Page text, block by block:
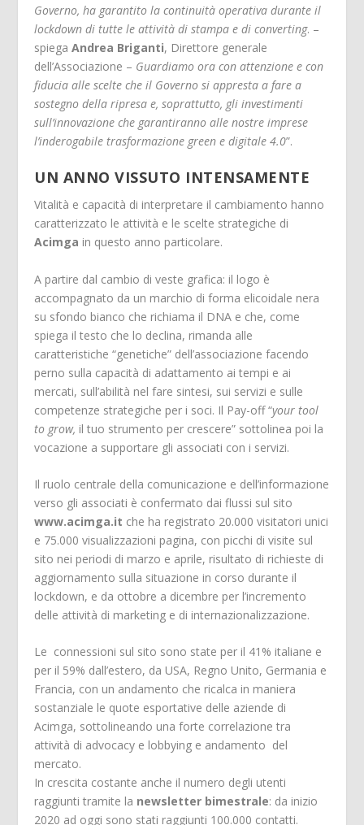
Governo, ha garantito la continuità operativa durante il
lockdown di tutte le attività di stampa e di converting. –
spiegaAndrea Briganti, Direttore generale
dell’Associazione – Guardiamo ora con attenzione e con
fiducia alle scelte che il Governo si appresta a fare a
sostegno della ripresa e, soprattutto, gli investimenti
sull’innovazione che garantiranno alle nostre imprese
l’inderogabile trasformazione green e digitale 4.0”.
UN ANNO VISSUTO INTENSAMENTE
Vitalità e capacità di interpretare il cambiamento hanno
caratterizzato le attività e le scelte strategiche di
Acimga in questo anno particolare.
A partire dal cambio di veste grafica: il logo è
accompagnato da un marchio di forma elicoidale nera
su sfondo bianco che richiama il DNA e che, come
spiega il testo che lo declina, rimanda alle
caratteristiche “genetiche” dell’associazione facendo
perno sulla capacità di adattamento ai tempi e ai
mercati, sull’abilità nel fare sintesi, sui servizi e sulle
competenze strategiche per i soci. Il Pay-off “your tool
to grow, il tuo strumento per crescere” sottolinea poi la
vocazione a supportare gli associati con i servizi.
Il ruolo centrale della comunicazione e dell’informazione
verso gli associati è confermato dai flussi sul sito
www.acimga.it che ha registrato 20.000 visitatori unici
e 75.000 visualizzazioni pagina, con picchi di visite sul
sito nei periodi di marzo e aprile, risultato di richieste di
aggiornamento sulla situazione in corso durante il
lockdown, e da ottobre a dicembre per l’incremento
delle attività di marketing e di internazionalizzazione.
Le connessioni sul sito sono state per il 41% italiane e
per il 59% dall’estero, da USA, Regno Unito, Germania e
Francia, con un andamento che ricalca in maniera
sostanziale le quote esportative delle aziende di
Acimga, sottolineando una forte correlazione tra
attività di advocacy e lobbying e andamento del
mercato.
In crescita costante anche il numero degli utenti
raggiunti tramite la newsletter bimestrale: da inizio
2020 ad oggi sono stati raggiunti 100.000 contatti.